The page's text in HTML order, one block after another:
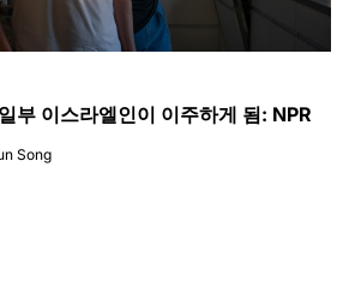
부 이스라엘인이 이주하게 됨: NPR
Song